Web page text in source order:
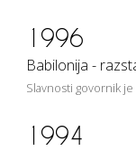
1996
Babilonija -
Slavnosti govornik
1994